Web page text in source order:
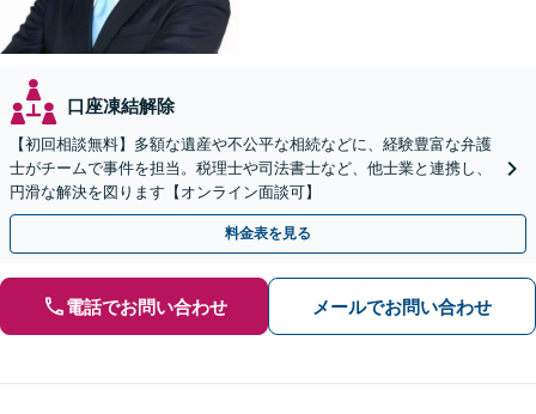
口座凍結解除
【初回相談無料】多額な遺産や不公平な相続などに、経験豊富な弁護
士がチームで事件を担当。税理士や司法書士など、他士業と連携し、
円滑な解決を図ります【オンライン面談可】
料金表を見る
電話でお問い合わせ メールでお問い合わせ